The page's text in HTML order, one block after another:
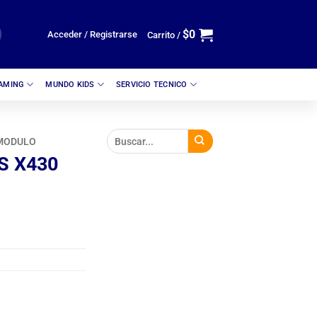
Acceder / Registrarse Carrito / $0
MUNDO KIDS SERVICIO TECNICO
X430